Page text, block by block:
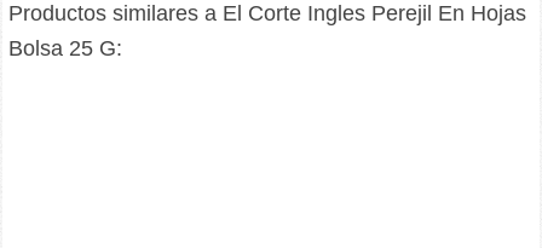
Productos similares a El Corte Ingles Perejil En Hojas
Bolsa 25 G: